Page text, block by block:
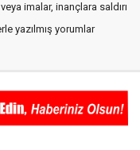
imalar, inançlara saldırı
yazılmış yorumlar